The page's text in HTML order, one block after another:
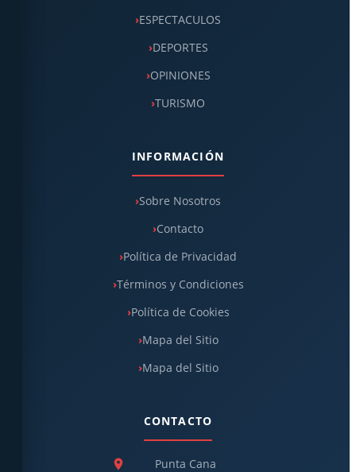
ESPECTACULOS
DEPORTES
OPINIONES
TURISMO
INFORMACIÓN
Sobre Nosotros
Contacto
Política de Privacidad
Términos y Condiciones
Política de Cookies
Mapa del Sitio
Mapa del Sitio
CONTACTO
Punta Cana